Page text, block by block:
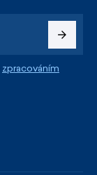
zpracováním